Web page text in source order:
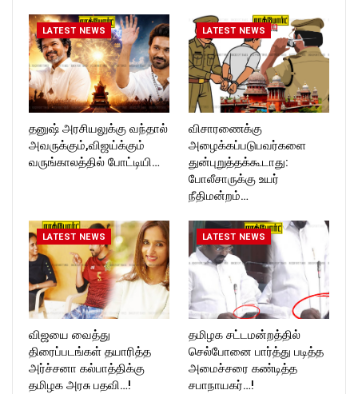
https://twitter.com/ROCKFOR
T_TIMESC
LATEST NEWS
தனுஷ் அரசியலுக்கு வந்தால்
அவருக்கும்,விஜய்க்கும்
வருங்காலத்தில் போட்டியி…
LATEST NEWS
விசாரணைக்கு
அழைக்கப்படுபவர்களை
துன்புறுத்தக்கூடாது:
போலீசாருக்கு உயர்
நீதிமன்றம்…
LATEST NEWS
விஜயை வைத்து
திரைப்படங்கள் தயாரித்த
அர்ச்சனா கல்பாத்திக்கு
தமிழக அரசு பதவி…!
LATEST NEWS
தமிழக சட்டமன்றத்தில்
செல்போனை பார்த்து படித்த
அமைச்சரை கண்டித்த
சபாநாயகர்…!